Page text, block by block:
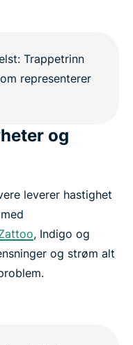
og
leverer hastighet
, Indigo og
og strøm alt